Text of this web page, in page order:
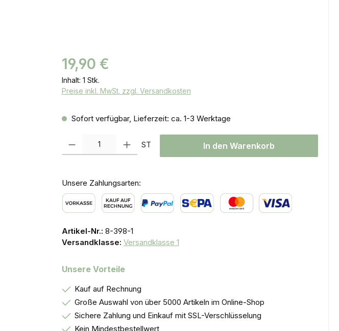
Regulärer Preis:
19,90 €
Inhalt: 1 Stk.
Preise inkl. MwSt. zzgl. Versandkosten
Sofort verfügbar, Lieferzeit: ca. 1-3 Werktage
Produkt Anzahl: Gib den gewünschten Wert ein oder benutze die Schaltflächen
ST In den Warenkorb
Unsere Zahlungsarten:
Artikel-Nr.: 8-398-1
Versandklasse: Versandklasse 1
Unsere Vorteile
Kauf auf Rechnung
Große Auswahl von über 5000 Artikeln im Online-Shop
Sichere Zahlung und Einkauf mit SSL-Verschlüsselung
Kein Mindestbestellwert